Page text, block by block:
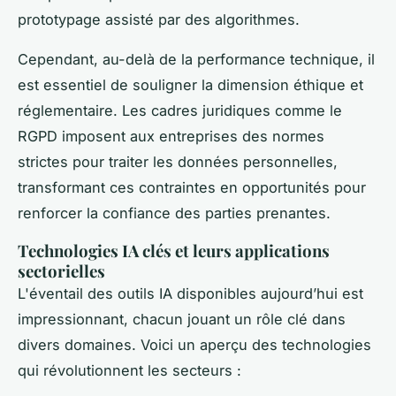
prototypage assisté par des algorithmes.
Cependant, au-delà de la performance technique, il
est essentiel de souligner la dimension éthique et
réglementaire. Les cadres juridiques comme le
RGPD imposent aux entreprises des normes
strictes pour traiter les données personnelles,
transformant ces contraintes en opportunités pour
renforcer la confiance des parties prenantes.
Technologies IA clés et leurs applications
sectorielles
L'éventail des outils IA disponibles aujourd’hui est
impressionnant, chacun jouant un rôle clé dans
divers domaines. Voici un aperçu des technologies
qui révolutionnent les secteurs :